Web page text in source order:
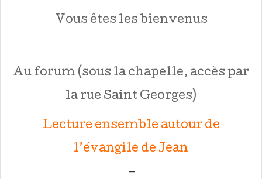
Vous êtes les bienvenus
—
Au forum (sous la chapelle, accès par
la rue Saint Georges)
Lecture ensemble autour de
l’évangile de Jean
—